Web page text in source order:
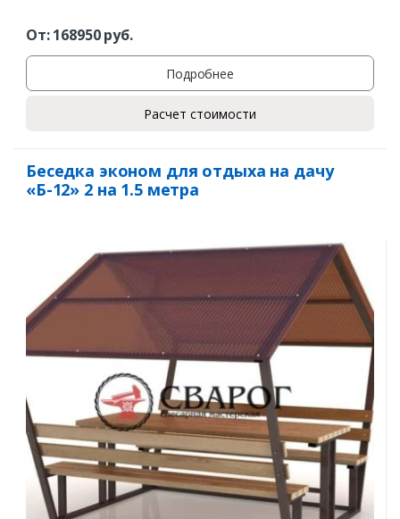
От:168950руб.
Подробнее
Расчет стоимости
Беседка эконом для отдыха на дачу
«Б-12» 2 на 1.5 метра